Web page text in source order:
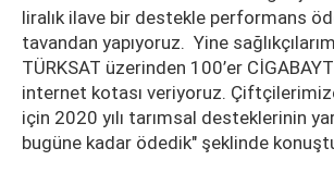
liralık ilave bir destekle performans
tavandan yapıyoruz. Yine
TÜRKSAT üzerinden 100’er
internet kotası veriyoruz.
için 2020 yılı tarımsal desteklerinin
bugüne kadar ödedik" şeklinde